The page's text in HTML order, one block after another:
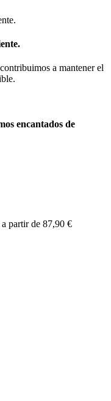
a mantener el
encantados de
a partir de 87,90 €